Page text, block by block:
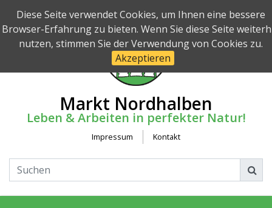
Diese Seite verwendet Cookies, um Ihnen eine bessere
Browser-Erfahrung zu bieten. Wenn Sie diese Seite
nutzen, stimmen Sie der Verwendung von Cookies zu.
Akzeptieren
Markt Nordhalben
Leben & Arbeiten in perfekter Natur!
Impressum Kontakt